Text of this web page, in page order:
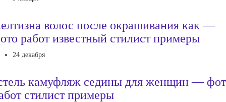
волос после окрашивания как —
работ известный стилист примеры
24 декабря
камуфляж седины для женщин —
стилист примеры